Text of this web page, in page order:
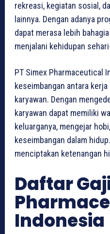
rekreasi, kegiatan sosial,
lainnya. Dengan adanya
dapat merasa lebih
menjalani kehidupan
PT Simex Pharmaceutical
keseimbangan antara
karyawan. Dengan
karyawan dapat memiliki
keluarganya, mengejar
keseimbangan dalam
menciptakan ketenangan
Daftar
Indonesia